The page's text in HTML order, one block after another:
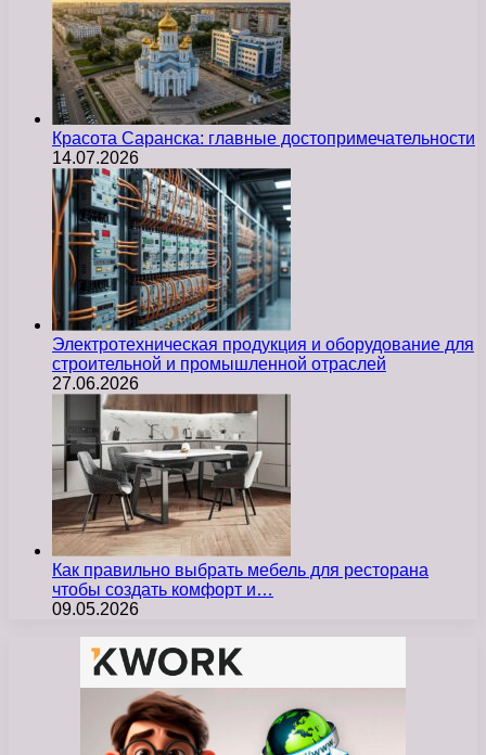
Красота Саранска: главные достопримечательности
14.07.2026
Электротехническая продукция и оборудование для
строительной и промышленной отраслей
27.06.2026
Как правильно выбрать мебель для ресторана
чтобы создать комфорт и…
09.05.2026